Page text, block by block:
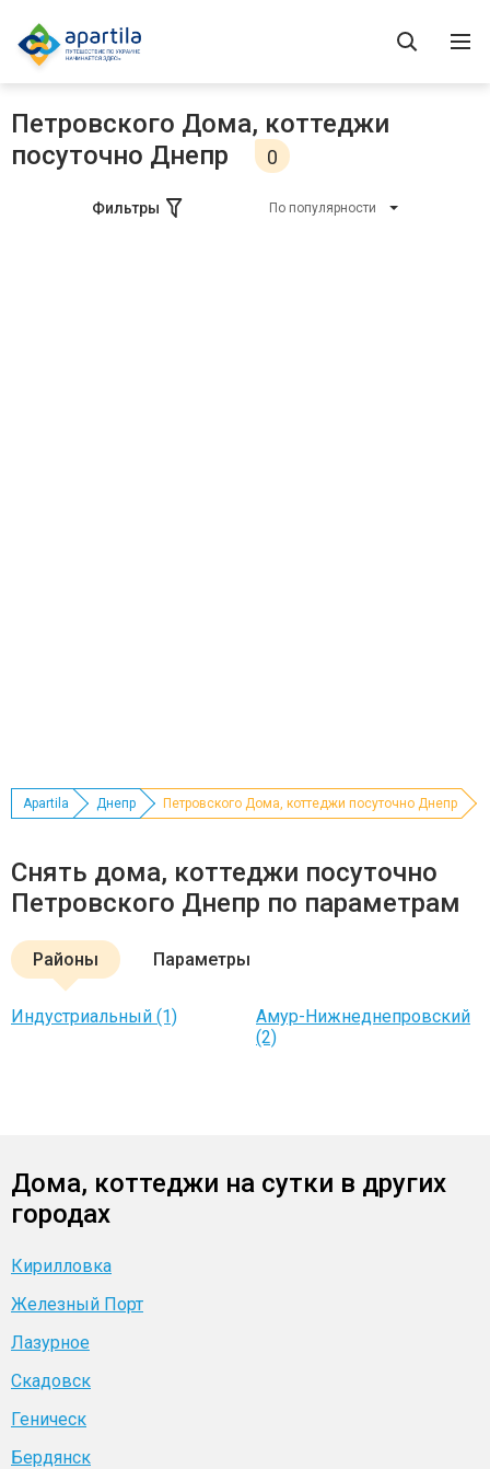
Петровского Дома, коттеджи
посуточно Днепр
0
Фильтры По популярности
Apartila Днепр Петровского Дома, коттеджи посуточно Днепр
Снять дома, коттеджи посуточно
Петровского Днепр по параметрам
Районы Параметры
Индустриальный (1)
Амур-Нижнеднепровский
(2)
Дома, коттеджи на сутки в других
городах
Кирилловка
Железный Порт
Лазурное
Скадовск
Геническ
Бердянск